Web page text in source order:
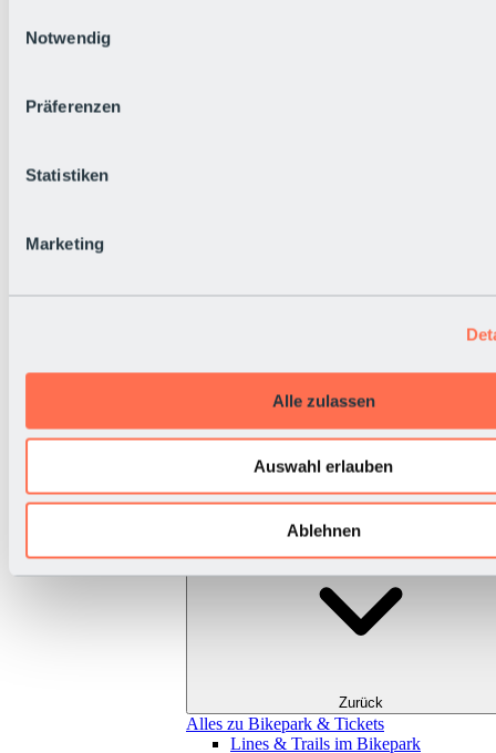
Notwendig
Präferenzen
Statistiken
Marketing
Alle zulassen
Auswahl erlauben
Ablehnen
Zurück
Alles zu Bikepark & Tickets
Lines & Trails im Bikepark